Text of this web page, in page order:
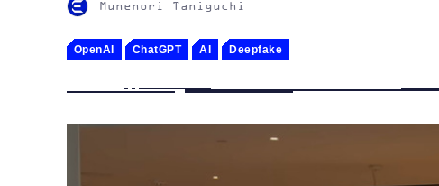
Munenori Taniguchi
OpenAI ChatGPT AI Deepfake